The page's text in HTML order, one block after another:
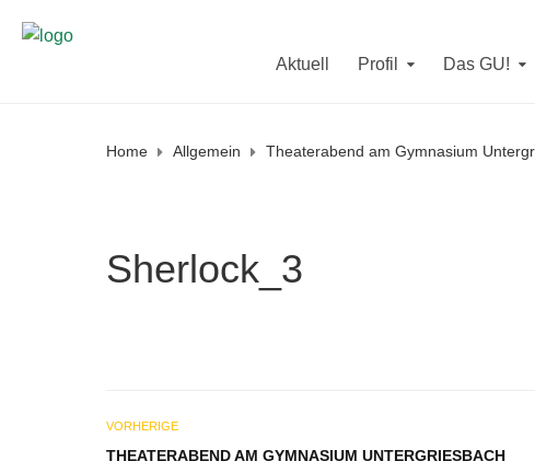
Aktuell Profil Das GU!
Home Allgemein Theaterabend am Gymnasium
Sherlock_3
VORHERIGE
THEATERABEND AM GYMNASIUM UNTERGRIESBACH
Sekretariat und Direktorat sind in der letzten
10. - 12. August und vom 2. bis